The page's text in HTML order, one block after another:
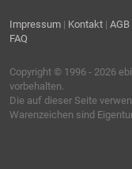
Impressum | Kontakt | AGB
FAQ
Copyright © 1996 - 2026
vorbehalten.
Die auf dieser Seite
Warenzeichen sind